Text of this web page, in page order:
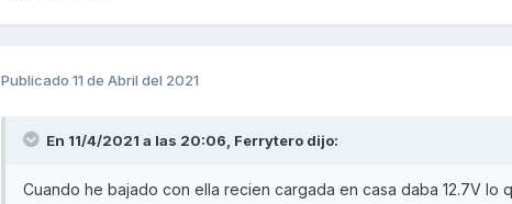
Publicado 11 de Abril del 2021
En 11/4/2021 a las 20:06, Ferrytero dijo:
Cuando he bajado con ella recien cargada en casa daba 12.7V lo